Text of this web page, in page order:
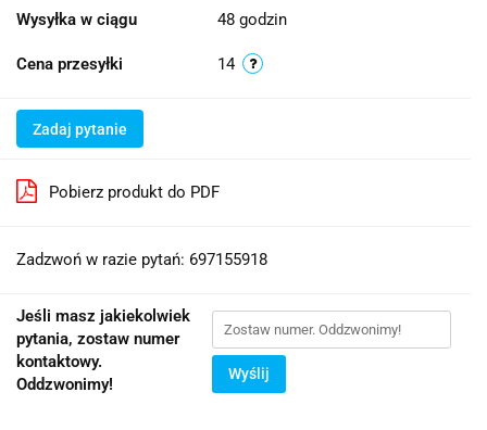
Wysyłka w ciągu 48 godzin
Cena przesyłki 14
Zadaj pytanie
Pobierz produkt do PDF
Zadzwoń w razie pytań: 697155918
Jeśli masz jakiekolwiek
pytania, zostaw numer
kontaktowy.
Oddzwonimy!
Wyślij